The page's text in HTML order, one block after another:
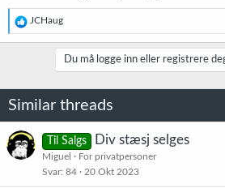
R
e
a
n
e
r
JCHaug
Du må logge inn eller registrere
Similar threads
Til Salgs Div stæsj selges
Miguel
For privatpersoner
Svar 84 20 Okt 2023